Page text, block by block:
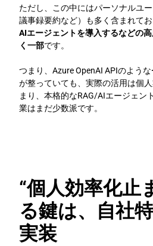
ただし、この中にはパーソナルユ
議事録要約など）も多く含まれて
AIエージェントを導入するなどの
く一部です。
つまり、Azure OpenAI APIのような
が整っていても、実際の活用は個
まり、本格的なRAG/AIエージェン
業はまだ少数派です。
“個人効率化止
る鍵は、自社
実装